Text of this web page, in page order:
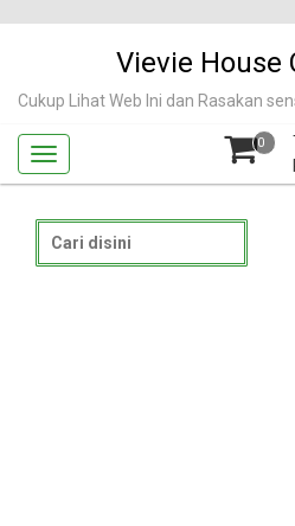
Vievie House
Cukup Lihat Web Ini dan Rasakan
0
for: